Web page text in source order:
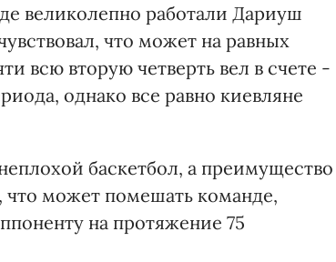
великолепно работали Дариуш
что может на равных
всю вторую четверть вел в счете -
однако все равно киевляне
баскетбол, а преимущество
что может помешать команде,
на протяжение 75